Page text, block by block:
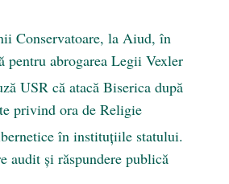
Conservatoare, la Aiud, în
pentru abrogarea Legii Vexler
USR că atacă Biserica după
privind ora de Religie
în instituțiile statului.
audit și răspundere publică